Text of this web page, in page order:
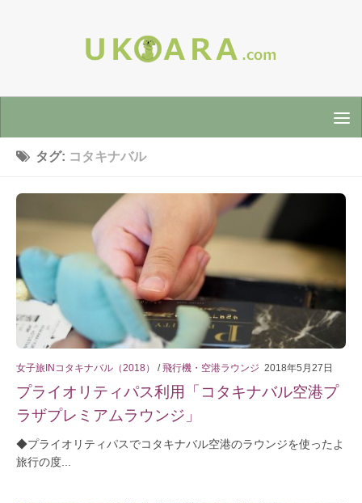
タグ: コタキナバル
女子旅INコタキナバル（2018） /飛行機・空港ラウンジ 2018年5月27日
プライオリティパス利用「コタキナバル空港プ
ラザプレミアムラウンジ」
◆プライオリティパスでコタキナバル空港のラウンジを使ったよ
旅行の度...